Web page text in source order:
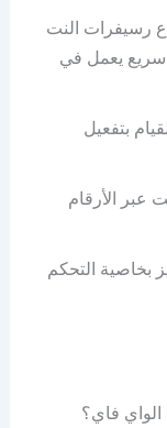
رسيفرات النت
سريع يعمل في
بتفعيل
عبر الأرقام
بخاصية التحكم
فاي؟